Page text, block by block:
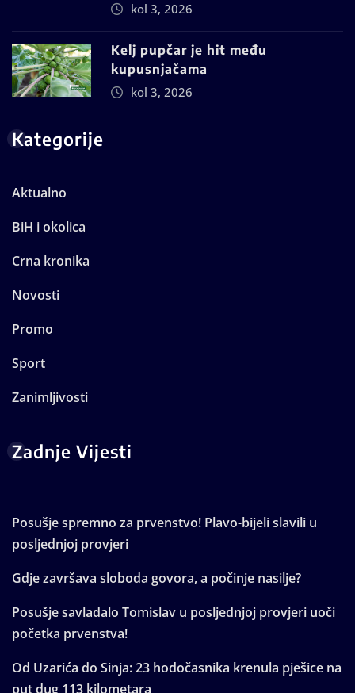
kol 3, 2026
Kelj pupčar je hit među
kupusnjačama
kol 3, 2026
Kategorije
Aktualno
BiH i okolica
Crna kronika
Novosti
Promo
Sport
Zanimljivosti
Zadnje Vijesti
Posušje spremno za prvenstvo! Plavo-bijeli slavili u
posljednjoj provjeri
Gdje završava sloboda govora, a počinje nasilje?
Posušje savladalo Tomislav u posljednjoj provjeri uoči
početka prvenstva!
Od Uzarića do Sinja: 23 hodočasnika krenula pješice na
put dug 113 kilometara